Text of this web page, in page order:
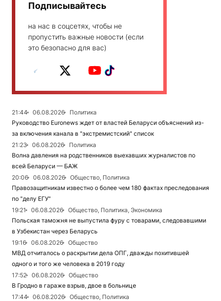
Подписывайтесь
на нас в соцсетях, чтобы не
пропустить важные новости (если
это безопасно для вас)
21:44 06.08.2026
Политика
Руководство Euronews ждет от властей Беларуси объяснений из-
за включения канала в "экстремистский" список
21:23
06.08.2026
Политика
Волна давления на родственников выехавших журналистов по
всей Беларуси — БАЖ
20:06
06.08.2026
Общество, Политика
Правозащитникам известно о более чем 180 фактах преследования
по "делу ЕГУ"
19:21
06.08.2026
Общество, Политика, Экономика
Польская таможня не выпустила фуру с товарами, следовавшими
в Узбекистан через Беларусь
19:16
06.08.2026
Общество
МВД отчиталось о раскрытии дела ОПГ, дважды похитившей
одного и того же человека в 2019 году
17:52
06.08.2026
Общество
В Гродно в гараже взрыв, двое в больнице
17:44
06.08.2026
Общество, Политика